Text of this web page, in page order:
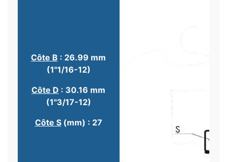
Côte B : 26.99 mm
(1"1/16-12)
Côte D : 30.16 mm
(1"3/17-12)
Côte S(mm) : 27